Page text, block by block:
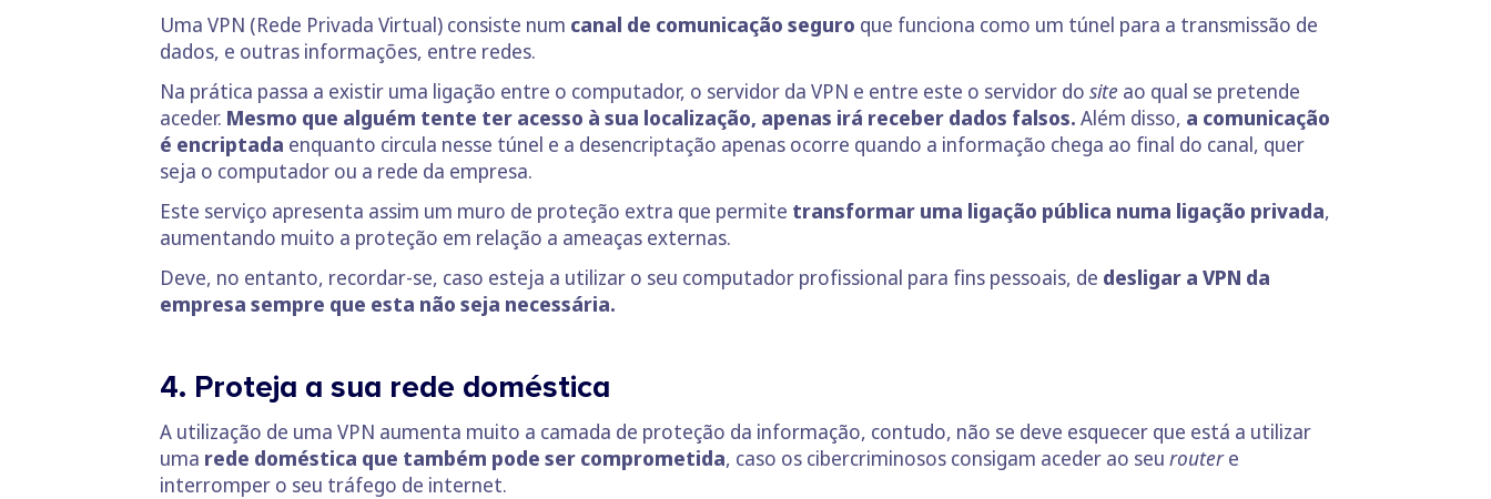
Uma VPN (Rede Privada Virtual) consiste num canal de comunicação seguro que funciona como um túnel para a transmissão de
dados, e outras informações, entre redes.
Na prática passa a existir uma ligação entre o computador, o servidor da VPN e entre este o servidor do site ao qual se pretende
aceder. Mesmo que alguém tente ter acesso à sua localização, apenas irá receber dados falsos. Além disso, a comunicação
é encriptada enquanto circula nesse túnel e a desencriptação apenas ocorre quando a informação chega ao final do canal, quer
seja o computador ou a rede da empresa.
Este serviço apresenta assim um muro de proteção extra que permite transformar uma ligação pública numa ligação privada,
aumentando muito a proteção em relação a ameaças externas.
Deve, no entanto, recordar-se, caso esteja a utilizar o seu computador profissional para fins pessoais, de desligar a VPN da
empresa sempre que esta não seja necessária.
4. Proteja a sua rede doméstica
A utilização de uma VPN aumenta muito a camada de proteção da informação, contudo, não se deve esquecer que está a utilizar
uma rede doméstica que também pode ser comprometida, caso os cibercriminosos consigam aceder ao seu routere
interromper o seu tráfego de internet.